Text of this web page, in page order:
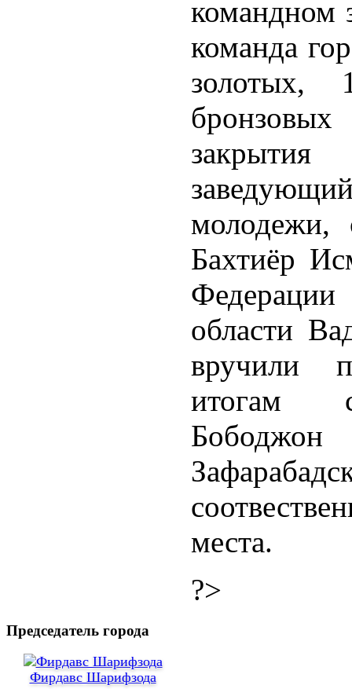
командном
команда
золотых,
молодежи,
Бахтиёр
области
вручили
итогам
места.
?>
Председатель города
Фирдавс Шарифзода